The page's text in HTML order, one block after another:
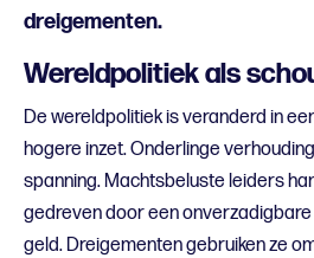
dreigementen.
Wereldpolitiek als
De wereldpolitiek is veranderd in
hogere inzet. Onderlinge
spanning. Machtsbeluste leiders
gedreven door een
geld. Dreigementen gebruiken ze